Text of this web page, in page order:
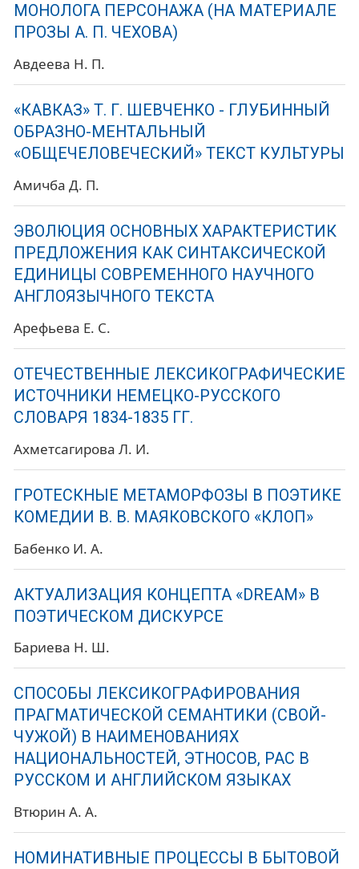
МОНОЛОГА ПЕРСОНАЖА (НА МАТЕРИАЛЕ
ПРОЗЫ А. П. ЧЕХОВА)
Авдеева Н. П.
«КАВКАЗ» Т. Г. ШЕВЧЕНКО - ГЛУБИННЫЙ
ОБРАЗНО-МЕНТАЛЬНЫЙ
«ОБЩЕЧЕЛОВЕЧЕСКИЙ» ТЕКСТ КУЛЬТУРЫ
Амичба Д. П.
ЭВОЛЮЦИЯ ОСНОВНЫХ ХАРАКТЕРИСТИК
ПРЕДЛОЖЕНИЯ КАК СИНТАКСИЧЕСКОЙ
ЕДИНИЦЫ СОВРЕМЕННОГО НАУЧНОГО
АНГЛОЯЗЫЧНОГО ТЕКСТА
Арефьева Е. С.
ОТЕЧЕСТВЕННЫЕ ЛЕКСИКОГРАФИЧЕСКИЕ
ИСТОЧНИКИ НЕМЕЦКО-РУССКОГО
СЛОВАРЯ 1834-1835 ГГ.
Ахметсагирова Л. И.
ГРОТЕСКНЫЕ МЕТАМОРФОЗЫ В ПОЭТИКЕ
КОМЕДИИ В. В. МАЯКОВСКОГО «КЛОП»
Бабенко И. А.
АКТУАЛИЗАЦИЯ КОНЦЕПТА «DREAM» В
ПОЭТИЧЕСКОМ ДИСКУРСЕ
Бариева Н. Ш.
СПОСОБЫ ЛЕКСИКОГРАФИРОВАНИЯ
ПРАГМАТИЧЕСКОЙ СЕМАНТИКИ (СВОЙ-
ЧУЖОЙ) В НАИМЕНОВАНИЯХ
НАЦИОНАЛЬНОСТЕЙ, ЭТНОСОВ, РАС В
РУССКОМ И АНГЛИЙСКОМ ЯЗЫКАХ
Втюрин А. А.
НОМИНАТИВНЫЕ ПРОЦЕССЫ В БЫТОВОЙ